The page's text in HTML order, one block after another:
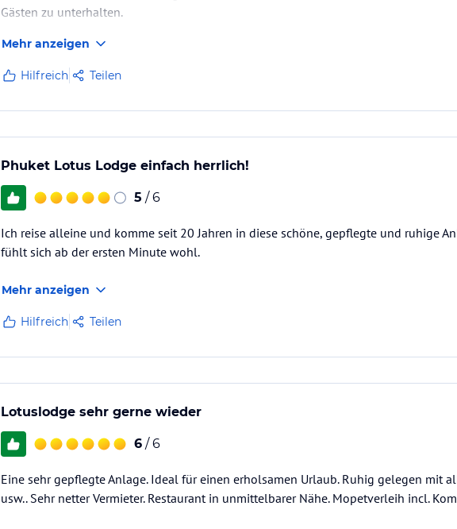
Gästen zu unterhalten.
Mehr anzeigen
Hilfreich Teilen
Phuket Lotus Lodge einfach herrlich!
5 / 6
Ich reise alleine und komme seit 20 Jahren in diese schöne, gepflegte und ruhige
fühlt sich ab der ersten Minute wohl.
Mehr anzeigen
Hilfreich Teilen
Lotuslodge sehr gerne wieder
6 / 6
Eine sehr gepflegte Anlage. Ideal für einen erholsamen Urlaub. Ruhig gelegen mit
usw.. Sehr netter Vermieter. Restaurant in unmittelbarer Nähe. Mopetverleih incl.